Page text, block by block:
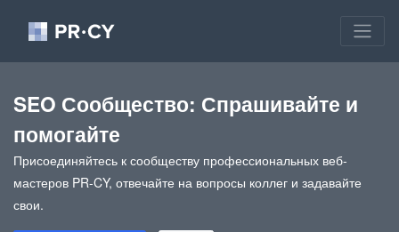
SEO Сообщество: Спрашивайте и
помогайте
Присоединяйтесь к сообществу профессиональных веб-
мастеров PR-CY, отвечайте на вопросы коллег и задавайте
свои.